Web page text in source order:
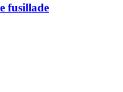
fusillade